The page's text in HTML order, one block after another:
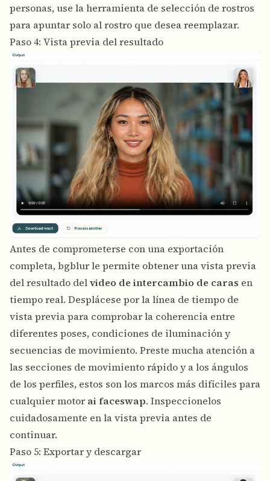
personas, use la herramienta de selección de rostros
para apuntar solo al rostro que desea reemplazar.
Paso 4: Vista previa del resultado
Antes de comprometerse con una exportación
completa, bgblur le permite obtener una vista previa
del resultado delvideo de intercambio de caras en
tiempo real. Desplácese por la línea de tiempo de
vista previa para comprobar la coherencia entre
diferentes poses, condiciones de iluminación y
secuencias de movimiento. Preste mucha atención a
las secciones de movimiento rápido y a los ángulos
de los perfiles, estos son los marcos más difíciles para
cualquier motor ai faceswap. Inspeccionelos
cuidadosamente en la vista previa antes de
continuar.
Paso 5: Exportar y descargar